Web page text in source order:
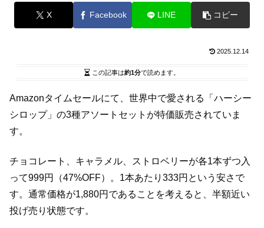
X Facebook LINE コピー
2025.12.14
この記事は約1分で読めます。
Amazonタイムセールにて、世界中で愛される「ハーシー
シロップ」の3種アソートセットが特価販売されていま
す。
チョコレート、キャラメル、ストロベリーが各1本ずつ入
って999円（47%OFF）。1本あたり333円という安さで
す。通常価格が1,880円であることを考えると、半額近い
投げ売り状態です。